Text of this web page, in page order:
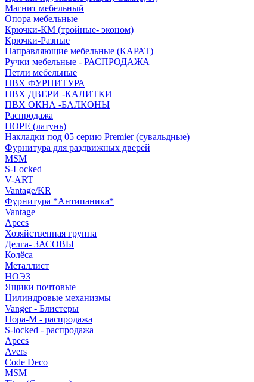
Магнит мебельный
Опора мебельные
Крючки-КМ (тройные- эконом)
Крючки-Разные
Направляющие мебельные (КАРАТ)
Ручки мебельные - РАСПРОДАЖА
Петли мебельные
ПВХ ФУРНИТУРА
ПВХ ДВЕРИ -КАЛИТКИ
ПВХ ОКНА -БАЛКОНЫ
Распродажа
HOPE (латунь)
Накладки под 05 серию Premier (сувальдные)
Фурнитура для раздвижных дверей
MSM
S-Locked
V-ART
Vantage/KR
Фурнитура *Антипаника*
Vantage
Apecs
Хозяйственная группа
Делга- ЗАСОВЫ
Колёса
Металлист
НОЭЗ
Ящики почтовые
Цилиндровые механизмы
Vanger - Блистеры
Нора-М - распродажа
S-locked - распродажа
Apecs
Avers
Code Deco
MSM